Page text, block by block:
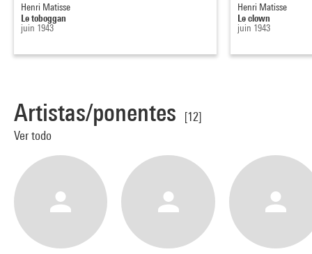
Henri Matisse
Le toboggan
juin 1943
Henri Matisse
Le clown
juin 1943
Artistas/ponentes
[12]
Ver todo